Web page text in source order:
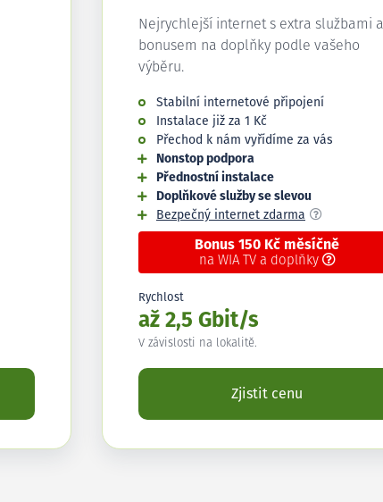
Nejrychlejší internet s extra službami a
bonusem na doplňky podle vašeho
výběru.
Stabilní internetové připojení
Instalace již za 1 Kč
Přechod k nám vyřídíme za vás
Nonstop podpora
Přednostní instalace
Doplňkové služby se slevou
Bezpečný internet zdarma
Bonus 150 Kč měsíčně
na WIA TV a doplňky
Rychlost
až 2,5 Gbit/s
V závislosti na lokalitě.
Zjistit cenu